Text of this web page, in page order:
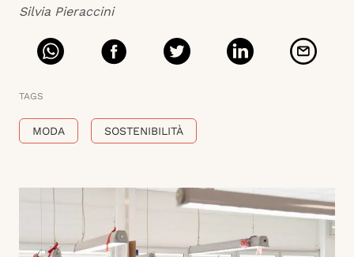
Silvia Pieraccini
TAGS
MODA SOSTENIBILITÀ